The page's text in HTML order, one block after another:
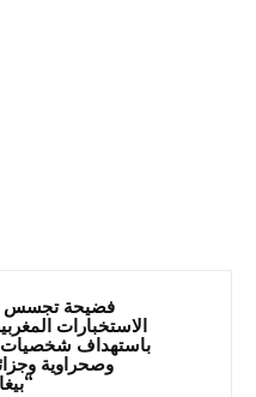
فضيحة تجسس
الاستخبارات
باستهداف شخصيات
وصحراوية